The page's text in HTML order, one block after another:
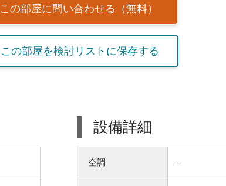
この部屋に問い合わせる（無料）
この部屋を検討リストに保存する
設備詳細
空調 -